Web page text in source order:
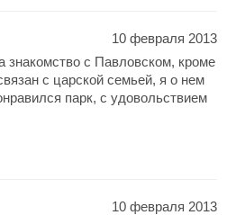
10 февраля 2013
знакомство с Павловском, кроме
с царской семьей, я о нем
парк, с удовольствием
10 февраля 2013